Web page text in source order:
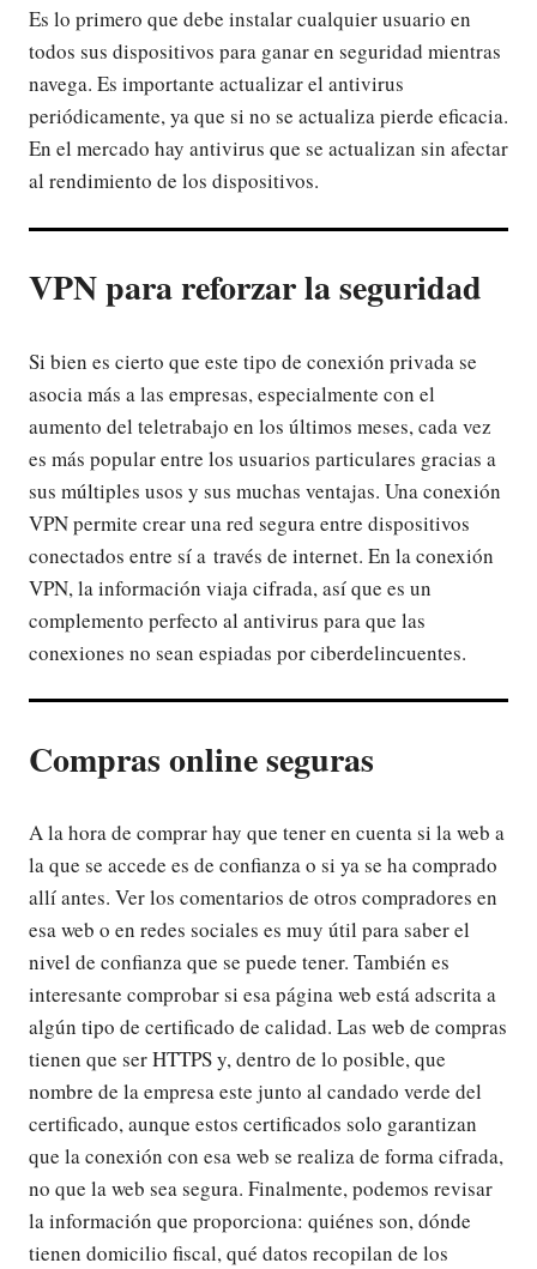
Es lo primero que debe instalar cualquier usuario en
todos sus dispositivos para ganar en seguridad mientras
navega. Es importante actualizar el antivirus
periódicamente, ya que si no se actualiza pierde eficacia.
En el mercado hay antivirus que se actualizan sin afectar
al rendimiento de los dispositivos.
VPN para reforzar la seguridad
Si bien es cierto que este tipo de conexión privada se
asocia más a las empresas, especialmente con el
aumento del teletrabajo en los últimos meses, cada vez
es más popular entre los usuarios particulares gracias a
sus múltiples usos y sus muchas ventajas. Una conexión
VPN permite crear una red segura entre dispositivos
conectados entre sí a través de internet. En la conexión
VPN, la información viaja cifrada, así que es un
complemento perfecto al antivirus para que las
conexiones no sean espiadas por ciberdelincuentes.
Compras online seguras
A la hora de comprar hay que tener en cuenta si la web a
la que se accede es de confianza o si ya se ha comprado
allí antes. Ver los comentarios de otros compradores en
esa web o en redes sociales es muy útil para saber el
nivel de confianza que se puede tener. También es
interesante comprobar si esa página web está adscrita a
algún tipo de certificado de calidad. Las web de compras
tienen que ser HTTPS y, dentro de lo posible, que
nombre de la empresa este junto al candado verde del
certificado, aunque estos certificados solo garantizan
que la conexión con esa web se realiza de forma cifrada,
no que la web sea segura. Finalmente, podemos revisar
la información que proporciona: quiénes son, dónde
tienen domicilio fiscal, qué datos recopilan de los